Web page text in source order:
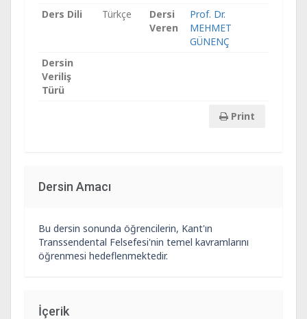
Ders Dili Türkçe
Dersi
Veren
Prof. Dr.
MEHMET
GÜNENÇ
Dersin
Veriliş
Türü
Print
Dersin Amacı
Bu dersin sonunda öğrencilerin, Kant'ın
Transsendental Felsefesi'nin temel kavramlarını
öğrenmesi hedeflenmektedir.
İçerik